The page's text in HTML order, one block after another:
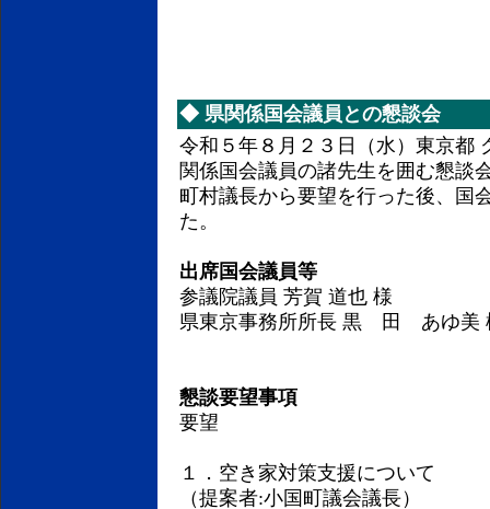
◆ 県関係国会議員との懇談会
令和５年８月２３日（水）東京都
関係国会議員の諸先生を囲む懇談
町村議長から要望を行った後、国
た。
出席国会議員等
参議院議員 芳賀 道也 様
県東京事務所所長 黒 田 あゆ美
懇談要望事項
要望
１．空き家対策支援について
（提案者:小国町議会議長）